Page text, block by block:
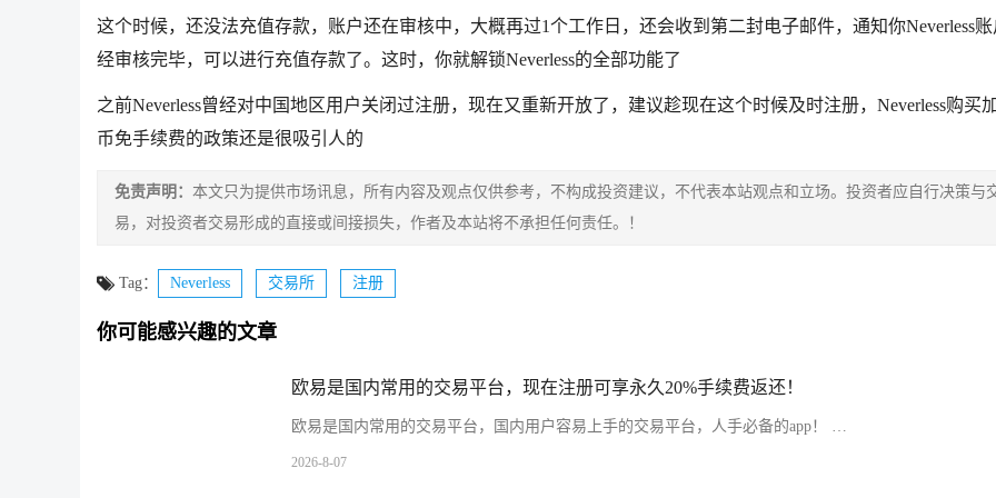
这个时候，还没法充值存款，账户还在审核中，大概再过1个工作日，还会收到第二封电子邮件，通知你Neverless
经审核完毕，可以进行充值存款了。这时，你就解锁Neverless的全部功能了
之前Neverless曾经对中国地区用户关闭过注册，现在又重新开放了，建议趁现在这个时候及时注册，Neverless购买
币免手续费的政策还是很吸引人的
免责声明： 本文只为提供市场讯息，所有内容及观点仅供参考，不构成投资建议，不代表本站观点和立场。投资者应自行决策与
易，对投资者交易形成的直接或间接损失，作者及本站将不承担任何责任。！
Tag： Neverless 交易所 注册
你可能感兴趣的文章
欧易是国内常用的交易平台，现在注册可享永久20%手续费返还！
欧易是国内常用的交易平台，国内用户容易上手的交易平台，人手必备的app！ …
2026-8-07